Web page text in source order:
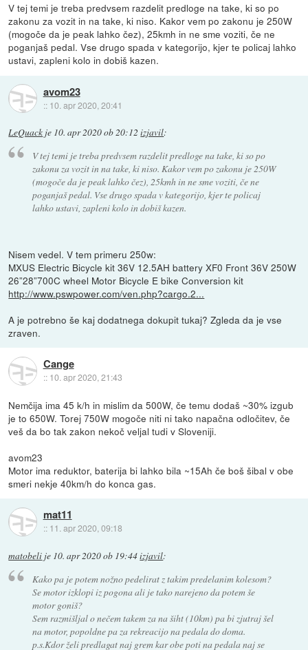
V tej temi je treba predvsem razdelit predloge na take, ki so po
zakonu za vozit in na take, ki niso. Kakor vem po zakonu je 250W
(mogoče da je peak lahko čez), 25kmh in ne sme voziti, če ne
poganjaš pedal. Vse drugo spada v kategorijo, kjer te policaj lahko
ustavi, zapleni kolo in dobiš kazen.
avom23
:: 10. apr 2020, 20:41
LeQuack je 10. apr 2020 ob 20:12 izjavil:
V tej temi je treba predvsem razdelit predloge na take, ki so po
zakonu za vozit in na take, ki niso. Kakor vem po zakonu je 250W
(mogoče da je peak lahko čez), 25kmh in ne sme voziti, če ne
poganjaš pedal. Vse drugo spada v kategorijo, kjer te policaj
lahko ustavi, zapleni kolo in dobiš kazen.
Nisem vedel. V tem primeru 250w:
MXUS Electric Bicycle kit 36V 12.5AH battery XF0 Front 36V 250W
26”28”700C wheel Motor Bicycle E bike Conversion kit
http://www.pswpower.com/ven.php?cargo.2...
A je potrebno še kaj dodatnega dokupit tukaj? Zgleda da je vse
zraven.
Cange
:: 10. apr 2020, 21:43
Nemčija ima 45 k/h in mislim da 500W, če temu dodaš ~30% izgub
je to 650W. Torej 750W mogoče niti ni tako napačna odločitev, če
veš da bo tak zakon nekoč veljal tudi v Sloveniji.
avom23
Motor ima reduktor, baterija bi lahko bila ~15Ah če boš šibal v obe
smeri nekje 40km/h do konca gas.
mat11
:: 11. apr 2020, 09:18
matobeli je 10. apr 2020 ob 19:44izjavil:
Kako pa je potem nožno pedelirat z takim predelanim kolesom?
Se motor izklopi iz pogona ali je tako narejeno da potem še
motor goniš?
Sem razmišljal o nečem takem za na šiht (10km) pa bi zjutraj šel
na motor, popoldne pa za rekreacijo na pedala do doma.
p.s.Kdor želi predlagat naj grem kar obe poti na pedala naj se